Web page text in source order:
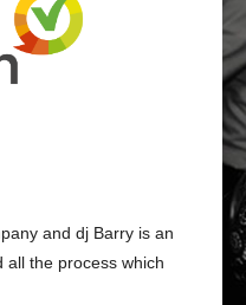
and dj Barry is an
all the process which